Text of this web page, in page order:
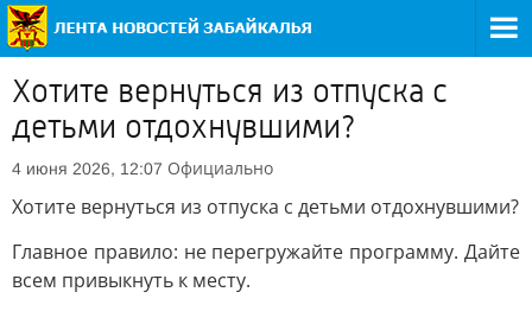
Хотите вернуться из отпуска с
детьми отдохнувшими?
4 июня 2026, 12:07 Официально
Хотите вернуться из отпуска с детьми отдохнувшими?
Главное правило: не перегружайте программу. Дайте
всем привыкнуть к месту.